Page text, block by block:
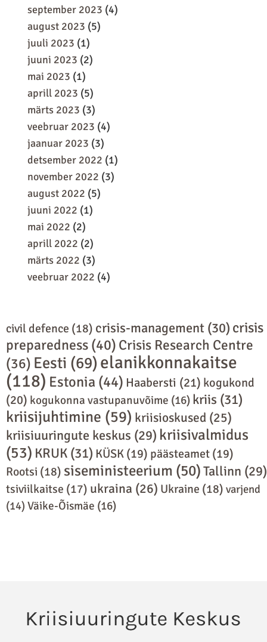
september 2023 (4)
august 2023 (5)
juuli 2023 (1)
juuni 2023 (2)
mai 2023 (1)
aprill 2023 (5)
märts 2023 (3)
veebruar 2023 (4)
jaanuar 2023 (3)
detsember 2022 (1)
november 2022 (3)
august 2022 (5)
juuni 2022 (1)
mai 2022 (2)
aprill 2022 (2)
märts 2022 (3)
veebruar 2022 (4)
civil defence (18) crisis-management (30) crisis
preparedness (40) Crisis Research Centre
(36) Eesti (69)elanikkonnakaitse
(118) Estonia (44) Haabersti (21) kogukond
(20) kogukonna vastupanuvõime (16) kriis (31)
kriisijuhtimine (59) kriisioskused (25)
kriisiuuringute keskus (29) kriisivalmidus
(53) KRUK (31) KÜSK (19) päästeamet (19)
Rootsi (18) siseministeerium (50)Tallinn (29)
tsiviilkaitse (17) ukraina (26) Ukraine (18) varjend
(14) Väike-Õismäe (16)